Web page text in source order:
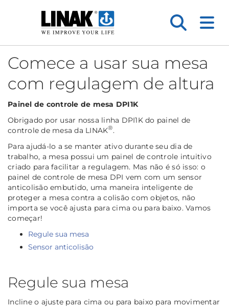
Comece a usar sua mesa
com regulagem de altura
Painel de controle de mesa DPI1K
Obrigado por usar nossa linha DPI1K do painel de
controle de mesa da LINAK®.
Para ajudá-lo a se manter ativo durante seu dia de
trabalho, a mesa possui um painel de controle intuitivo
criado para facilitar a regulagem. Mas não é só isso: o
painel de controle de mesa DPI vem com um sensor
anticolisão embutido, uma maneira inteligente de
proteger a mesa contra a colisão com objetos, não
importa se você ajusta para cima ou para baixo. Vamos
começar!
Regule sua mesa
Sensor anticolisão
Regule sua mesa
Incline o ajuste para cima ou para baixo para movimentar